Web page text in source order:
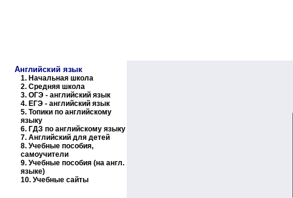
Английский язык
1. Начальная школа
2. Средняя школа
3. ОГЭ - английский язык
4. ЕГЭ - английский язык
5. Топики по английскому
языку
6. ГДЗ по английскому языку
7. Английский для детей
8. Учебные пособия,
самоучители
9. Учебные пособия (на англ.
языке)
10. Учебные сайты